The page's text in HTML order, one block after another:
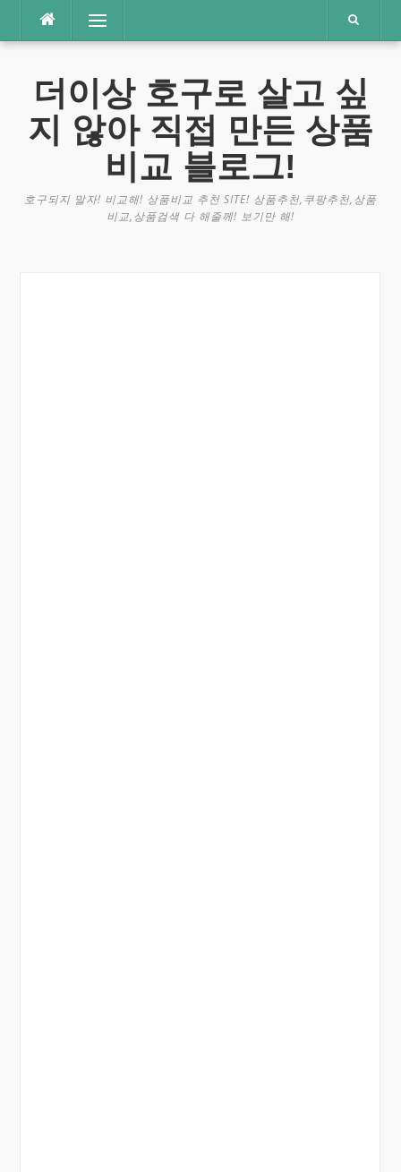
츠
메뉴
더이상 호구로 살고 싶
지 않아 직접 만든 상품
비교 블로그!
호구되지 말자! 비교해! 상품비교 추천 SITE! 상품추천,쿠팡추천,상품
비교,상품검색 다 해줄께! 보기만 해!